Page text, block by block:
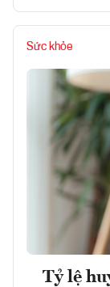
Sức khỏe
Tỷ lệ